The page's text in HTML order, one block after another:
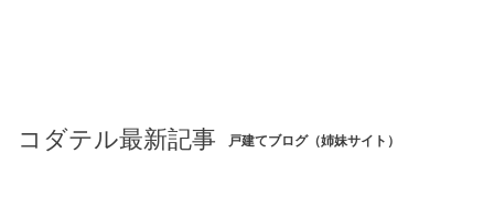
コダテル最新記事 戸建てブログ（姉妹サイト）